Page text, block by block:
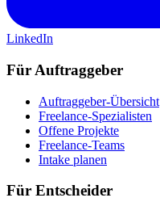
LinkedIn
Für Auftraggeber
Auftraggeber-Übersicht
Freelance-Spezialisten
Offene Projekte
Freelance-Teams
Intake planen
Für Entscheider